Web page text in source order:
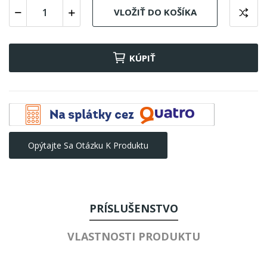
VLOŽIŤ DO KOŠÍKA
KÚPIŤ
Opýtajte Sa Otázku K Produktu
PRÍSLUŠENSTVO
VLASTNOSTI PRODUKTU